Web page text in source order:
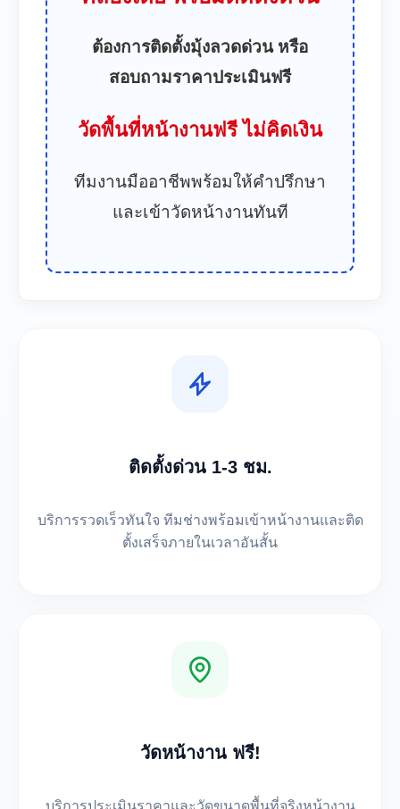
ต้องการติดตั้งมุ้งลวดด่วน หรือ
สอบถามราคาประเมินฟรี
วัดพื้นที่หน้างานฟรี ไม่คิดเงิน
ทีมงานมืออาชีพพร้อมให้คำปรึกษา
และเข้าวัดหน้างานทันที
ติดตั้งด่วน 1-3 ชม.
บริการรวดเร็วทันใจ ทีมช่างพร้อมเข้าหน้างานและติด
ตั้งเสร็จภายในเวลาอันสั้น
วัดหน้างาน ฟรี!
บริการประเมินราคาและวัดขนาดพื้นที่จริงหน้างาน